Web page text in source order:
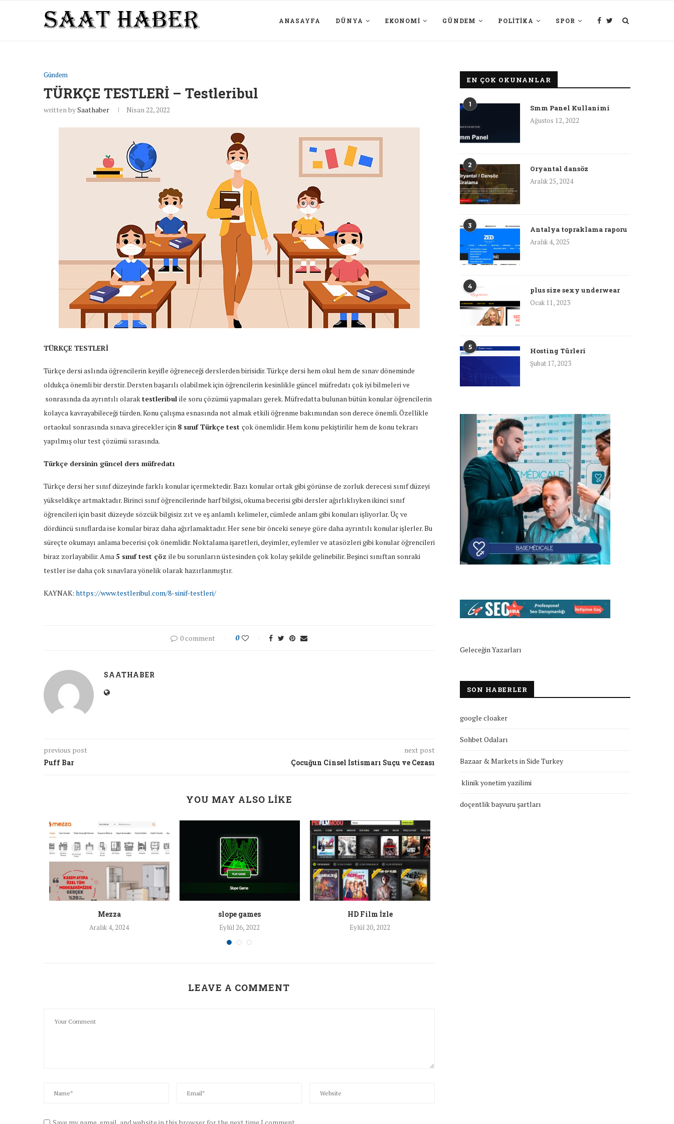
ANASAYFA DÜNYA EKONOMI GÜNDEM POLITIKA SPOR
Gündem
TÜRKÇE TESTLERİ – Testleribul
written bySaathaber Nisan 22, 2022
TÜRKÇE TESTLERİ
Türkçe dersi aslında öğrencilerin keyifle öğreneceği derslerden birisidir. Türkçe dersi hem okul hem de sınav döneminde
oldukça önemli bir derstir. Dersten başarılı olabilmek için öğrencilerin kesinlikle güncel müfredatı çok iyi bilmeleri ve
sonrasında da ayrıntılı olaraktestleribul ile soru çözümü yapmaları gerek. Müfredatta bulunan bütün konular öğrencilerin
kolayca kavrayabileceği türden. Konu çalışma esnasında not almak etkili öğrenme bakımından son derece önemli. Özellikle
ortaokul sonrasında sınava girecekler için 8 sınıf Türkçe test çok önemlidir. Hem konu pekiştirilir hem de konu tekrarı
yapılmış olur test çözümü sırasında.
Türkçe dersinin güncel ders müfredatı
Türkçe dersi her sınıf düzeyinde farklı konular içermektedir. Bazı konular ortak gibi görünse de zorluk derecesi sınıf düzeyi
yükseldikçe artmaktadır. Birinci sınıf öğrencilerinde harf bilgisi, okuma becerisi gibi dersler ağırlıklıyken ikinci sınıf
öğrencileri için basit düzeyde sözcük bilgisiz zıt ve eş anlamlı kelimeler, cümlede anlam gibi konuları işliyorlar. Üç ve
dördüncü sınıflarda ise konular biraz daha ağırlamaktadır. Her sene bir önceki seneye göre daha ayrıntılı konular işlerler. Bu
süreçte okumayı anlama becerisi çok önemlidir. Noktalama işaretleri, deyimler, eylemler ve atasözleri gibi konular öğrencileri
biraz zorlayabilir. Ama5 sınıf test çöz ile bu sorunların üstesinden çok kolay şekilde gelinebilir. Beşinci sınıftan sonraki
testler ise daha çok sınavlara yönelik olarak hazırlanmıştır.
KAYNAK: https://www.testleribul.com/8-sinif-testleri/
0 comment 0
SAATHABER
previous post
Puff Bar
next post
Çocuğun Cinsel İstismarı Suçu ve Cezası
YOU MAY ALSO LIKE
Mezza
Aralık 4, 2024
slope games
Eylül 26, 2022
HD Film İzle
Eylül 20, 2022
LEAVE A COMMENT
EN ÇOK OKUNANLAR
1
Smm Panel Kullanimi
Ağustos 12, 2022
2
Oryantal dansöz
Aralık 25, 2024
3
Antalya topraklama raporu
Aralık 4, 2025
4
plus size sexy underwear
Ocak 11, 2023
5
Hosting Türleri
Şubat 17, 2023
Geleceğin Yazarları
SON HABERLER
google cloaker
Sohbet Odaları
Bazaar & Markets in Side Turkey
klinik yonetim yazilimi
doçentlik başvuru şartları